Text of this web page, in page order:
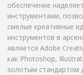
обеспечение
инструментами,
смелые креативные
инструментов в
является Adobe
как Photoshop,
золотым стандартом